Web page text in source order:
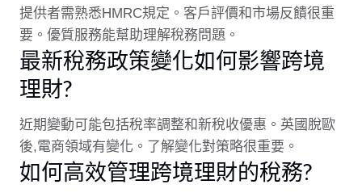
提供者需熟悉HMRC規定。客戶評價和市場反饋很重
要。優質服務能幫助理解稅務問題。
最新稅務政策變化如何影響跨境
理財?
近期變動可能包括稅率調整和新稅收優惠。英國脫歐
後,電商領域有變化。了解變化對策略很重要。
如何高效管理跨境理財的稅務?